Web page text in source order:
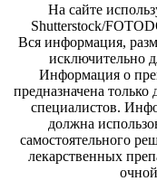
На сайте
Shutterstock/
Вся информация,
исключительно
Информация о
предназначена
специалистов.
должна
самостоятельного
лекарственных